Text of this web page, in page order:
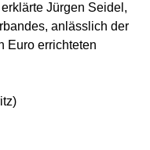
Jürgen Seidel,
anlässlich der
Euro errichteten